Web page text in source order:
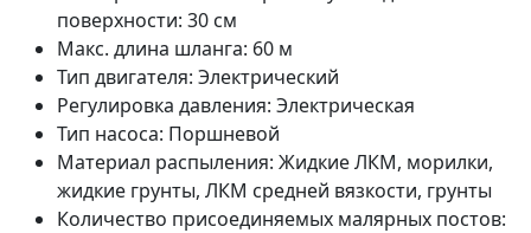
поверхности: 30 см
Макс. длина шланга: 60 м
Тип двигателя: Электрический
Регулировка давления: Электрическая
Тип насоса: Поршневой
Материал распыления: Жидкие ЛКМ, морилки,
жидкие грунты, ЛКМ средней вязкости, грунты
Количество присоединяемых малярных постов: